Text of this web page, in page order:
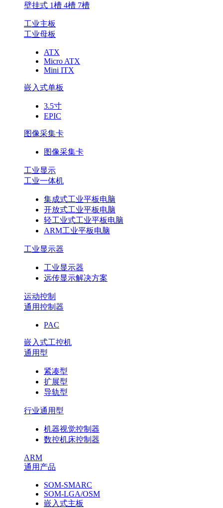
壁挂式 1槽 4槽 7槽
工业主板
工业母板
ATX
Micro ATX
Mini ITX
嵌入式单板
3.5寸
EPIC
图像采集卡
图像采集卡
工业显示
工业一体机
集成式工业平板电脑
开放式工业平板电脑
轻工业式工业平板电脑
ARM工业平板电脑
工业显示器
工业显示器
远传显示解决方案
运动控制
通用控制器
PAC
嵌入式工控机
通用型
紧凑型
扩展型
导轨型
行业通用型
机器视觉控制器
数控机床控制器
ARM
通用产品
SOM-SMARC
SOM-LGA/OSM
嵌入式主板